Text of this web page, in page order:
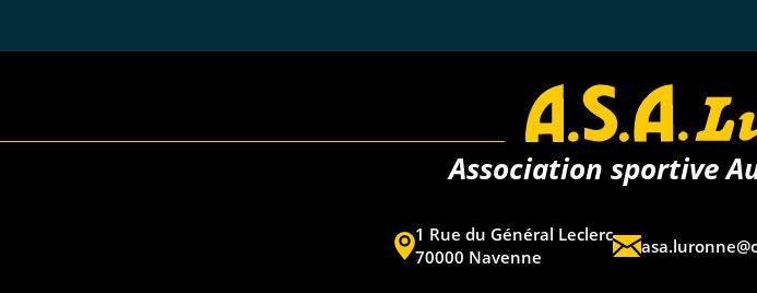
Association sportive
1 Rue du Général Leclerc
70000 Navenne